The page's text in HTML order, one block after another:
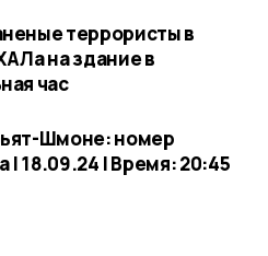
террористы в
на здание в
час
Шмоне: номер
| 18.09.24 | Время: 20:45